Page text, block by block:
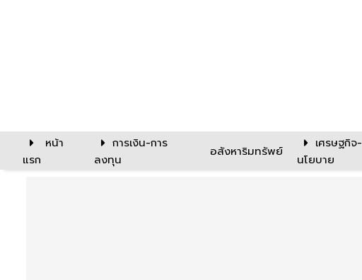
หน้า
แรก
การเงิน-การ
ลงทุน
อสังหาริมทรัพย์
เศรษฐกิจ-
นโยบาย